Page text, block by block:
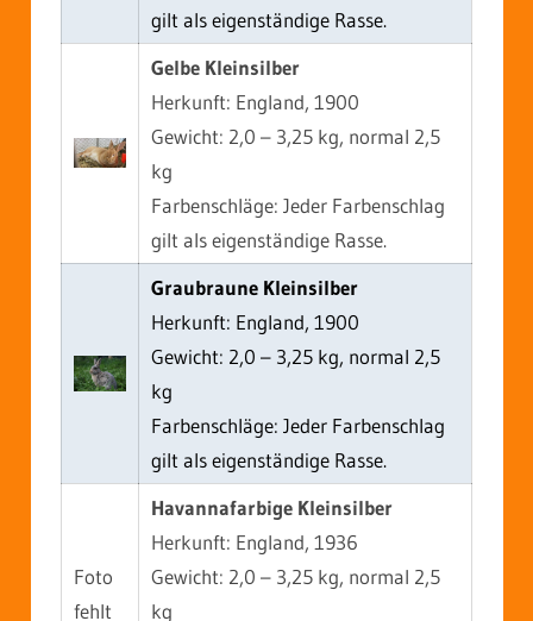
gilt als eigenständige Rasse.
Gelbe Kleinsilber
Herkunft: England, 1900
Gewicht: 2,0 – 3,25 kg, normal 2,5
kg
Farbenschläge: Jeder Farbenschlag
gilt als eigenständige Rasse.
Graubraune Kleinsilber
Herkunft: England, 1900
Gewicht: 2,0 – 3,25 kg, normal 2,5
kg
Farbenschläge: Jeder Farbenschlag
gilt als eigenständige Rasse.
Foto
fehlt
Havannafarbige Kleinsilber
Herkunft: England, 1936
Gewicht: 2,0 – 3,25 kg, normal 2,5
kg